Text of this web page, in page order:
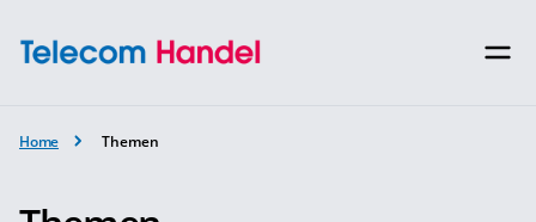
Home Themen